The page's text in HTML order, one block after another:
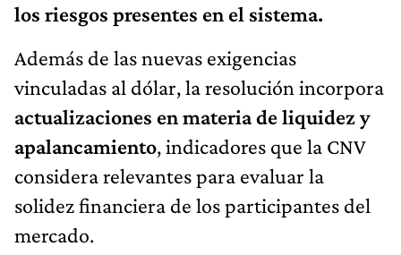
los riesgos presentes en el sistema.
Además de las nuevas exigencias
vinculadas al dólar, la resolución incorpora
actualizaciones en materia de liquidez y
apalancamiento, indicadores que la CNV
considera relevantes para evaluar la
solidez financiera de los participantes del
mercado.